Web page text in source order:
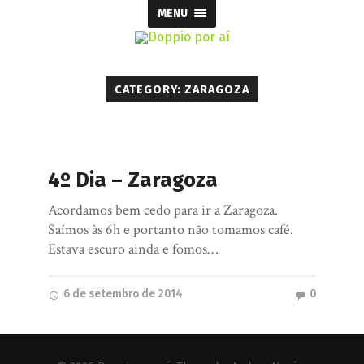
MENU
CATEGORY: ZARAGOZA
4º Dia – Zaragoza
Acordamos bem cedo para ir a Zaragoza.
Saímos às 6h e portanto não tomamos café.
Estava escuro ainda e fomos…
6 de setembro de 2014 0